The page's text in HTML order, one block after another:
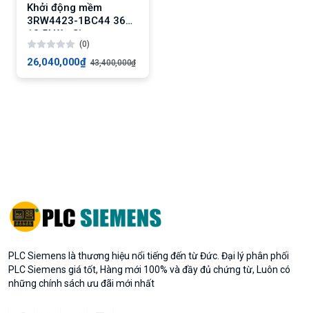
Khởi động mềm
3RW4423-1BC44 36A,
18.5kW - Siemens
chính hãng(0)
26,040,000₫ 43,400,000₫
PLC Siemens là thương hiệu nổi tiếng đến từ Đức. Đại lý phân phối
PLC Siemens giá tốt, Hàng mới 100% và đầy đủ chứng từ, Luôn có
những chính sách ưu đãi mới nhất